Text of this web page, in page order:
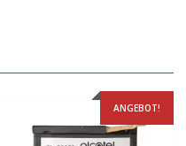
ANGEBOT!